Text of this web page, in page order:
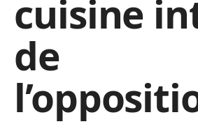
cuisine
de